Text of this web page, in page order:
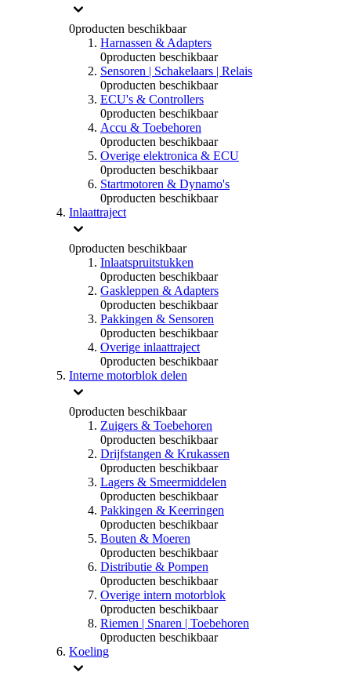
0producten beschikbaar
Harnassen & Adapters
0producten beschikbaar
Sensoren | Schakelaars | Relais
0producten beschikbaar
ECU's & Controllers
0producten beschikbaar
Accu & Toebehoren
0producten beschikbaar
Overige elektronica & ECU
0producten beschikbaar
Startmotoren & Dynamo's
0producten beschikbaar
Inlaattraject
0producten beschikbaar
Inlaatspruitstukken
0producten beschikbaar
Gaskleppen & Adapters
0producten beschikbaar
Pakkingen & Sensoren
0producten beschikbaar
Overige inlaattraject
0producten beschikbaar
Interne motorblok delen
0producten beschikbaar
Zuigers & Toebehoren
0producten beschikbaar
Drijfstangen & Krukassen
0producten beschikbaar
Lagers & Smeermiddelen
0producten beschikbaar
Pakkingen & Keerringen
0producten beschikbaar
Bouten & Moeren
0producten beschikbaar
Distributie & Pompen
0producten beschikbaar
Overige intern motorblok
0producten beschikbaar
Riemen | Snaren | Toebehoren
0producten beschikbaar
Koeling